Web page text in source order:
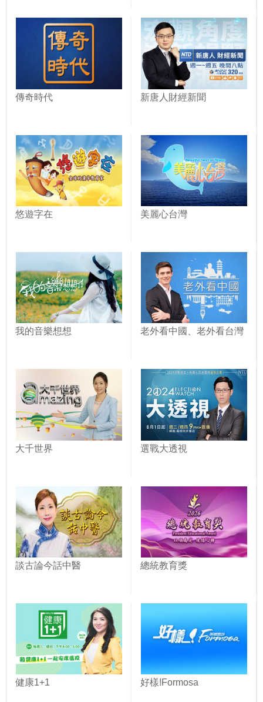
傳奇時代 新唐人財經新聞
悠遊字在 美麗心台灣
我的音樂想想 老外看中國、老外看台灣
大千世界 選戰大透視
談古論今話中醫 總統教育獎
健康1+1 好樣!Formosa